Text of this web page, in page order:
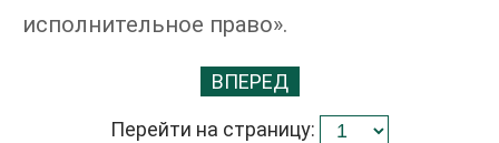
исполнительное право».
ВПЕРЕД
Перейти на страницу: